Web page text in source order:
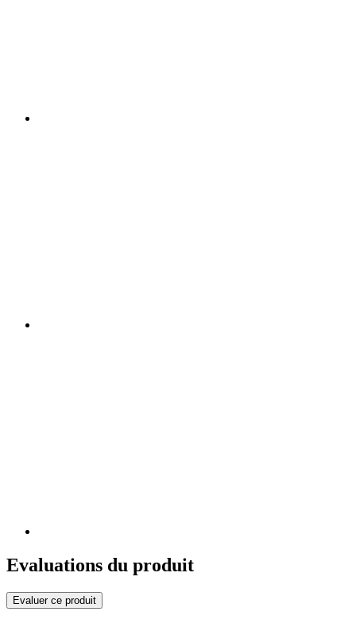
Evaluations du produit
Evaluer ce produit